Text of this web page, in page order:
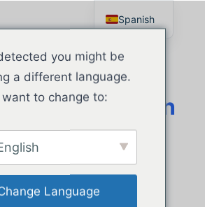
未分类
pulverización
lo que los
deben
antes de la
you might be
a different language.
want to change to:
Language
Spanish